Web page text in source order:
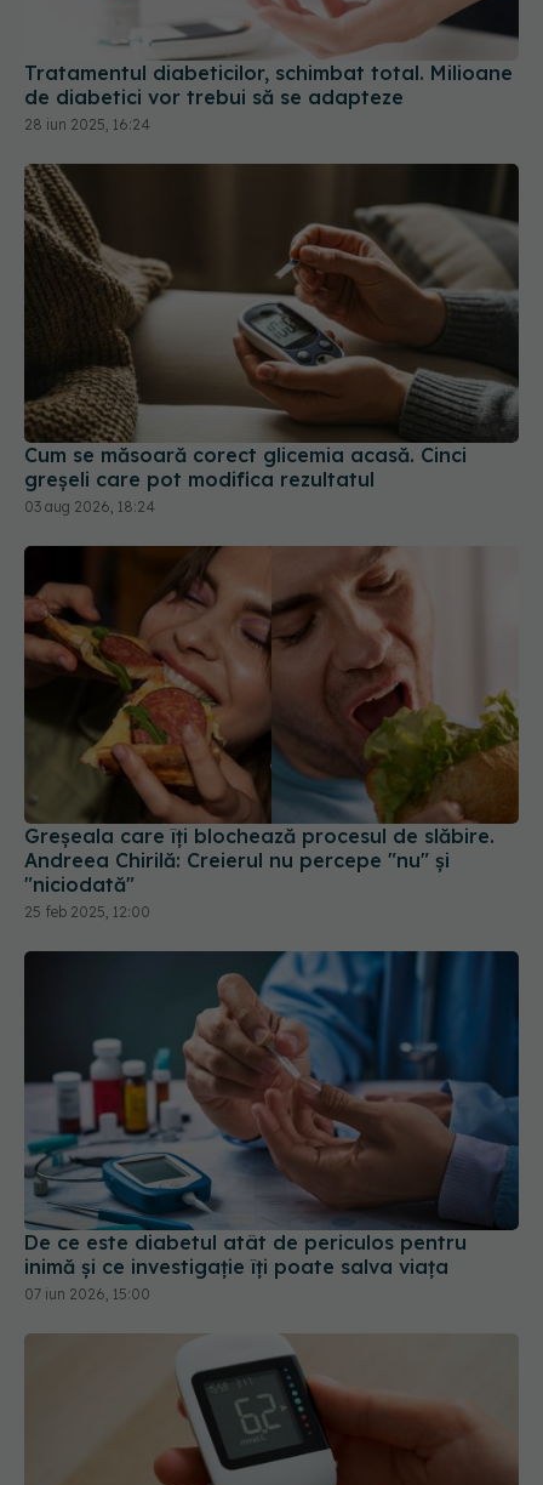
Tratamentul diabeticilor, schimbat total. Milioane
de diabetici vor trebui să se adapteze
28 iun 2025, 16:24
Cum se măsoară corect glicemia acasă. Cinci
greșeli care pot modifica rezultatul
03 aug 2026, 18:24
Greșeala care îți blochează procesul de slăbire.
Andreea Chirilă: Creierul nu percepe "nu" și
"niciodată"
25 feb 2025, 12:00
De ce este diabetul atât de periculos pentru
inimă și ce investigație îți poate salva viața
07 iun 2026, 15:00